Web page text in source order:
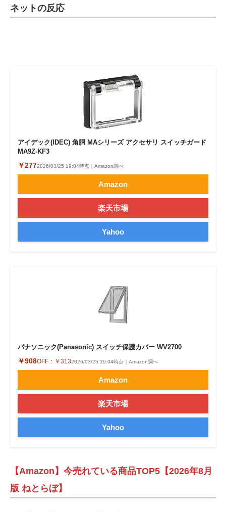
ネットの反応
アイデック(IDEC) 角胴 MAシリーズ アクセサリ スイッチガード
MA9Z-KF3
￥2772026/03/25 19:04時点｜Amazon調べ
Amazon
楽天市場
Yahoo
パナソニック(Panasonic) スイッチ保護カバー WV2700
￥908OFF： ￥3132026/03/25 19:04時点｜Amazon調べ
Amazon
楽天市場
Yahoo
【Amazon】今売れている商品TOP5【2026年8月
版 ねとらぼ】